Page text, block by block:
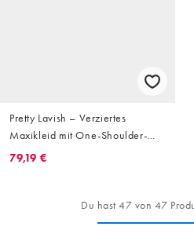
Pretty Lavish – Verziertes
Maxikleid mit One-Shoulder-
Träger und Schlitz bis zum
79,19 €
Du hast 47 von 47